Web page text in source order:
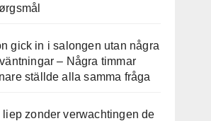
gick in i salongen utan några
– Några timmar
ställde alla samma fråga
liep zonder verwachtingen de